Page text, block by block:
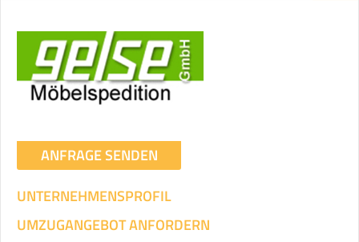
ANFRAGE SENDEN
UNTERNEHMENSPROFIL
UMZUGANGEBOT ANFORDERN